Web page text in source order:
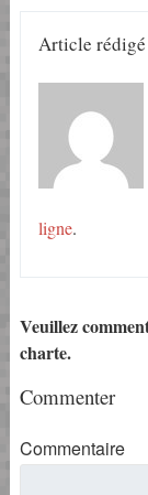
Article
ligne.
Veuillez
charte.
Commenter
Commentaire